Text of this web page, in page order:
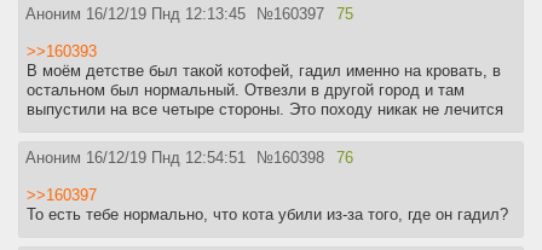
Аноним 16/12/19 Пнд 12:13:45 №160397 75
>>160393
В моём детстве был такой котофей, гадил именно на кровать, в
остальном был нормальный. Отвезли в другой город и там
выпустили на все четыре стороны. Это походу никак не лечится
Аноним 16/12/19 Пнд 12:54:51 №160398 76
>>160397
То есть тебе нормально, что кота убили из-за того, где он гадил?